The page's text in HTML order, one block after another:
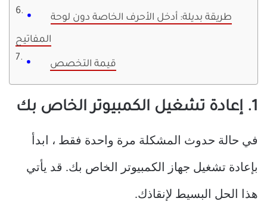
طريقة بديلة: أدخل الأحرف الخاصة دون لوحة
المفاتيح
قيمة التخصص
1. إعادة تشغيل الكمبيوتر الخاص بك
في حالة حدوث المشكلة مرة واحدة فقط ، ابدأ
بإعادة تشغيل جهاز الكمبيوتر الخاص بك. قد يأتي
هذا الحل البسيط لإنقاذك.